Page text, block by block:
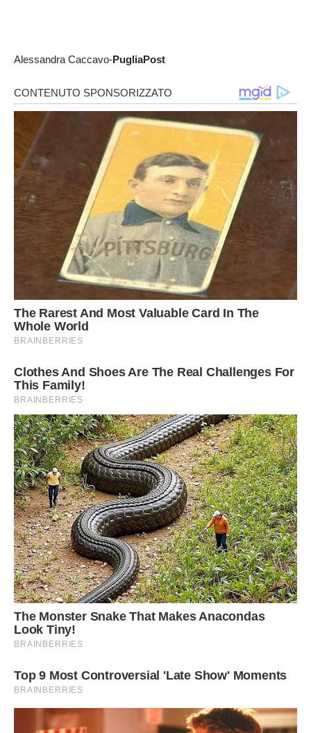
Alessandra Caccavo-PugliaPost